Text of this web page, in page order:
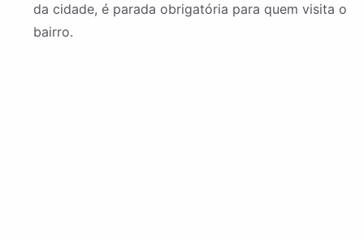
da cidade, é parada obrigatória para quem visita o
bairro.